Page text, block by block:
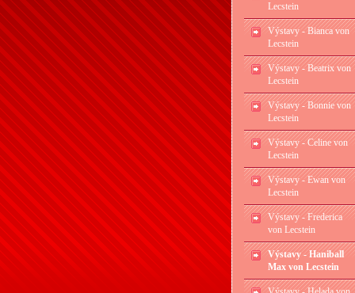
Lecstein
Výstavy - Bianca von
Lecstein
Výstavy - Beatrix von
Lecstein
Výstavy - Bonnie von
Lecstein
Výstavy - Celine von
Lecstein
Výstavy - Ewan von
Lecstein
Výstavy - Frederica
von Lecstein
Výstavy - Haniball
Max von Lecstein